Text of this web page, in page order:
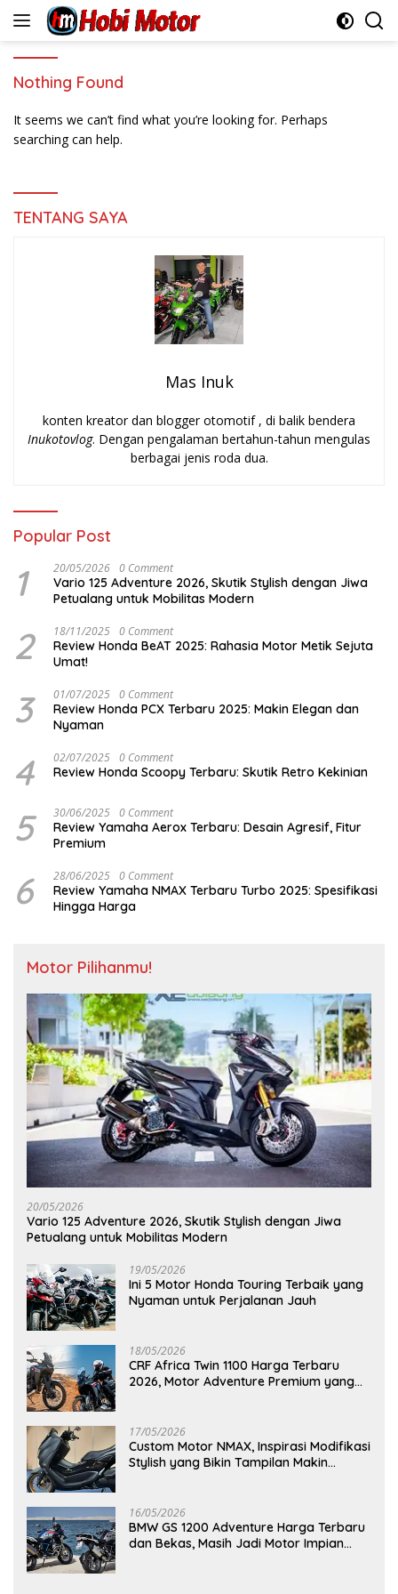
Nothing Found
It seems we can’t find what you’re looking for. Perhaps
searching can help.
TENTANG SAYA
Mas Inuk
konten kreator dan blogger otomotif , di balik bendera
Inukotovlog. Dengan pengalaman bertahun-tahun mengulas
berbagai jenis roda dua.
Popular Post
1 20/05/2026 0 Comment
Vario 125 Adventure 2026, Skutik Stylish dengan Jiwa
Petualang untuk Mobilitas Modern
2 18/11/2025 0 Comment
Review Honda BeAT 2025: Rahasia Motor Metik Sejuta
Umat!
3 01/07/2025 0 Comment
Review Honda PCX Terbaru 2025: Makin Elegan dan
Nyaman
4 02/07/2025 0 Comment
Review Honda Scoopy Terbaru: Skutik Retro Kekinian
5 30/06/2025 0 Comment
Review Yamaha Aerox Terbaru: Desain Agresif, Fitur
Premium
6 28/06/2025 0 Comment
Review Yamaha NMAX Terbaru Turbo 2025: Spesifikasi
Hingga Harga
Motor Pilihanmu!
20/05/2026
Vario 125 Adventure 2026, Skutik Stylish dengan Jiwa
Petualang untuk Mobilitas Modern
19/05/2026
Ini 5 Motor Honda Touring Terbaik yang
Nyaman untuk Perjalanan Jauh
18/05/2026
CRF Africa Twin 1100 Harga Terbaru
2026, Motor Adventure Premium yang
17/05/2026
Custom Motor NMAX, Inspirasi Modifikasi
Stylish yang Bikin Tampilan Makin
16/05/2026
BMW GS 1200 Adventure Harga Terbaru
dan Bekas, Masih Jadi Motor Impian